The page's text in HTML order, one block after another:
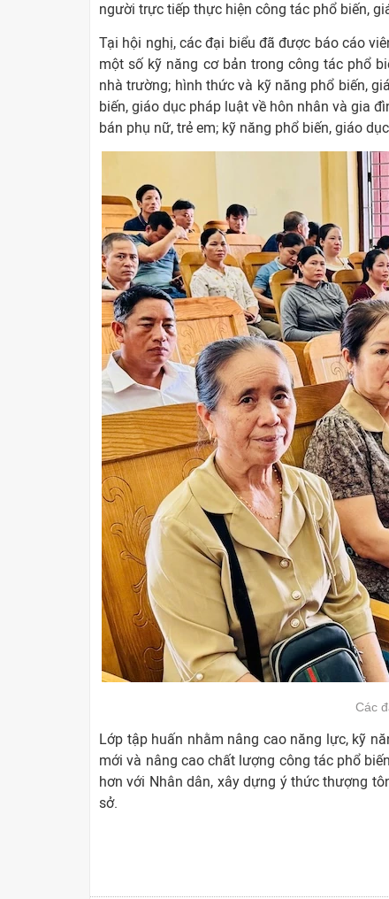
người trực tiếp thực hiện công tác phổ biến,
Tại hội nghị, các đại biểu đã được báo cáo
một số kỹ năng cơ bản trong công tác phổ
nhà trường; hình thức và kỹ năng phổ biến,
biến, giáo dục pháp luật về hôn nhân và gia
bán phụ nữ, trẻ em; kỹ năng phổ biến, giáo
Các
Lớp tập huấn nhằm nâng cao năng lực, kỹ
mới và nâng cao chất lượng công tác phổ
hơn với Nhân dân, xây dựng ý thức thượng
sở.